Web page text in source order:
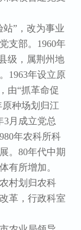
站”，改为事业
支部。 1960年
级， 属荆州地
1963年设立原
由“抓革命促
原种场划归江
3月成立党总
年农科所科
。80年代中期
有所增加。
村划归农科
革，行政科室